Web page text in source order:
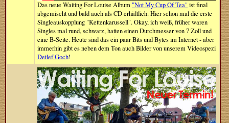
Das neue Waiting For Louise Album "Not My Cup Of Tea" ist final
abgemischt und bald auch als CD erhältlich. Hier schon mal die erste
Singleauskopplung "Kettenkarussell". Okay, ich weiß, früher waren
Singles mal rund, schwarz, hatten einen Durchmesser von 7 Zoll und
eine B-Seite. Heute sind das ein paar Bits und Bytes im Internet - aber
immerhin gibt es neben dem Ton auch Bilder von unserem Videospezi
Detlef Goch!